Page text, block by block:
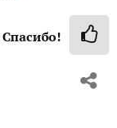
Спасибо!